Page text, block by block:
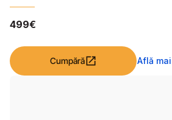
499€
Cumpărăopen_in_new Află